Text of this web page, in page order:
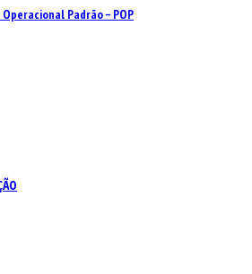
Padrão – POP